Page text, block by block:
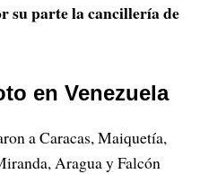
su parte la cancillería de
en Venezuela
a Caracas, Maiquetía,
Aragua y Falcón